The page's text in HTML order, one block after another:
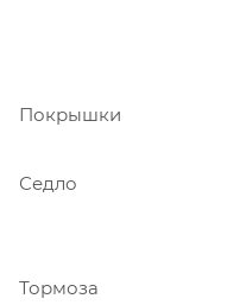
Покрышки
Седло
Тормоза